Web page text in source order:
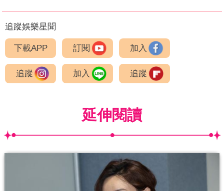
追蹤娛樂星聞
下載APP 訂閱 加入
追蹤 加入 追蹤
延伸閱讀